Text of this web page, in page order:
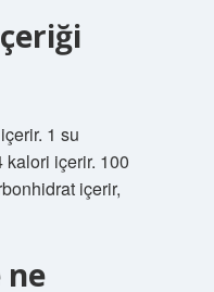
1 su
kalori içerir. 100
içerir,
ne